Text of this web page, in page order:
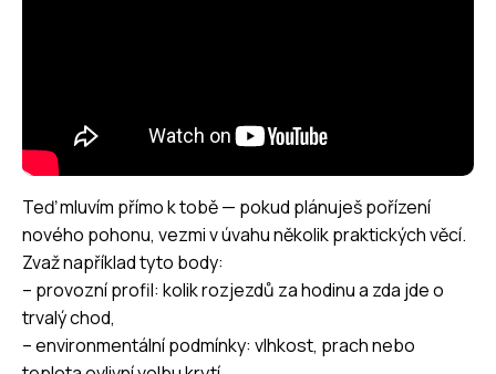
Teď mluvím přímo k tobě — pokud plánuješ pořízení
nového pohonu, vezmi v úvahu několik praktických věcí.
Zvaž například tyto body:
– provozní profil: kolik rozjezdů za hodinu a zda jde o
trvalý chod,
– environmentální podmínky: vlhkost, prach nebo